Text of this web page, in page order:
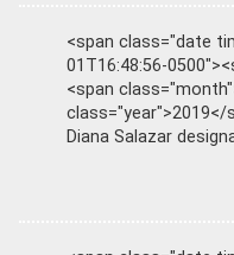
<span class="date
01T16:48:56-
<span
class="year">2019</
Diana Salazar